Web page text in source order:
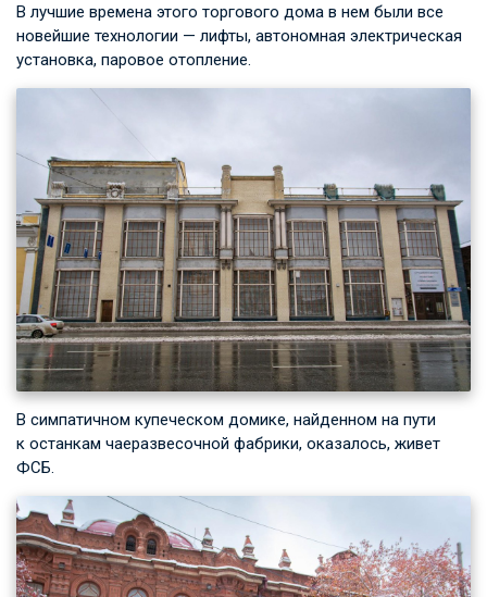
В лучшие времена этого торгового дома в нем были все
новейшие технологии — лифты, автономная электрическая
установка, паровое отопление.
В симпатичном купеческом домике, найденном на пути
к останкам чаеразвесочной фабрики, оказалось, живет
ФСБ.